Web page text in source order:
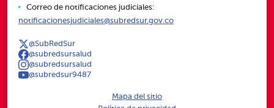
Correo de notificaciones judiciales:
notificacionesjudiciales@subredsur.gov.co
@SubRedSur
@subredsursalud
@subredsursalud
@subredsur9487
Mapa del sitio